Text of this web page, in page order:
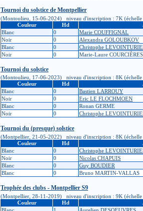
Tournoi du solstice de Montpellier
(Montoulieu, 15-06-2024) niveau d'inscription : 7K (échelle
Couleur
Hd
Blanc
0 Marie COUFFIGNAL
Noir
0 Alexandra GOLOUBKOV
Blanc
0 Christophe
Noir
0 Marie-Laure COURCIÈRES
Tournoi du solstice
(Montoulieu, 17-06-2023) niveau d'inscription : 8K (échelle
Couleur
Hd
Blanc
0 Bastien LARROUY
Noir
0 Eric LE FLOCHMOEN
Blanc
0 Ronan GERME
Noir
0 Christophe
Tournoi du (presque) solstice
(Montpellier, 21-05-2022) niveau d'inscription : 8K (échelle
Couleur
Hd
Blanc
0 Christophe
Noir
0 Nicolas CHAPUIS
Blanc
0 Guy BOUDIER
Blanc
0 Bruno MARTIN-VALLAS
Trophée des clubs - Montpellier S9
(Montpellier, 28-11-2019) niveau d'inscription : 9K (échelle
Couleur
Hd